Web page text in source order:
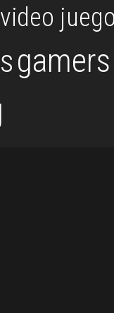
video
gamers